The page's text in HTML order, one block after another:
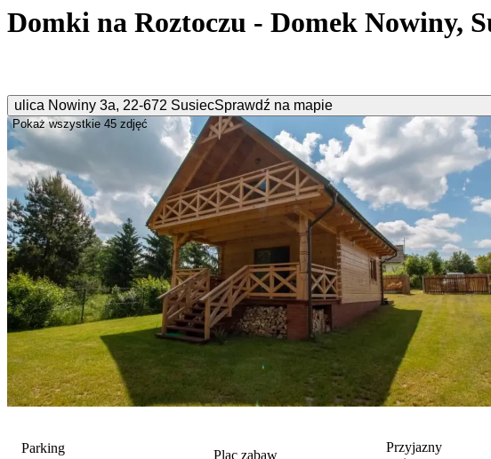
Domki na Roztoczu - Domek Nowiny,
ulica Nowiny 3a, 22-672 SusiecSprawdź na mapie
Pokaż wszystkie 45 zdjęć
Parking
Plac zabaw
Przyjazny